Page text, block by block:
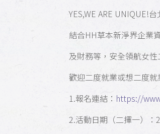
YES,WE ARE UNIQUE!
結合HH草本新淨界企業
及財務等，安全領航女性
歡迎二度就業或想二度
1.報名連結： https://
2.活動日期（二擇一）：